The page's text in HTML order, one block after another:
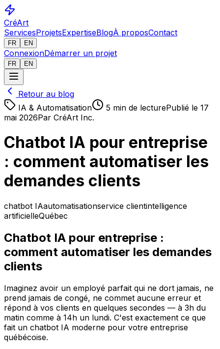
CréArt
ServicesProjetsExpertiseBlogÀ proposContact
FR EN
ConnexionDémarrer un projet
FR EN
Retour au blog
IA & Automatisation
5 min de lecturePublié le 17
mai 2026Par CréArt Inc.
Chatbot IA pour entreprise
: comment automatiser les
demandes clients
chatbot IAautomatisationservice clientintelligence
artificielleQuébec
Chatbot IA pour entreprise :
comment automatiser les demandes
clients
Imaginez avoir un employé parfait qui ne dort jamais, ne
prend jamais de congé, ne commet aucune erreur et
répond à vos clients en quelques secondes — à 3h du
matin comme à 14h un lundi. C'est exactement ce que
fait un chatbot IA moderne pour votre entreprise
québécoise.